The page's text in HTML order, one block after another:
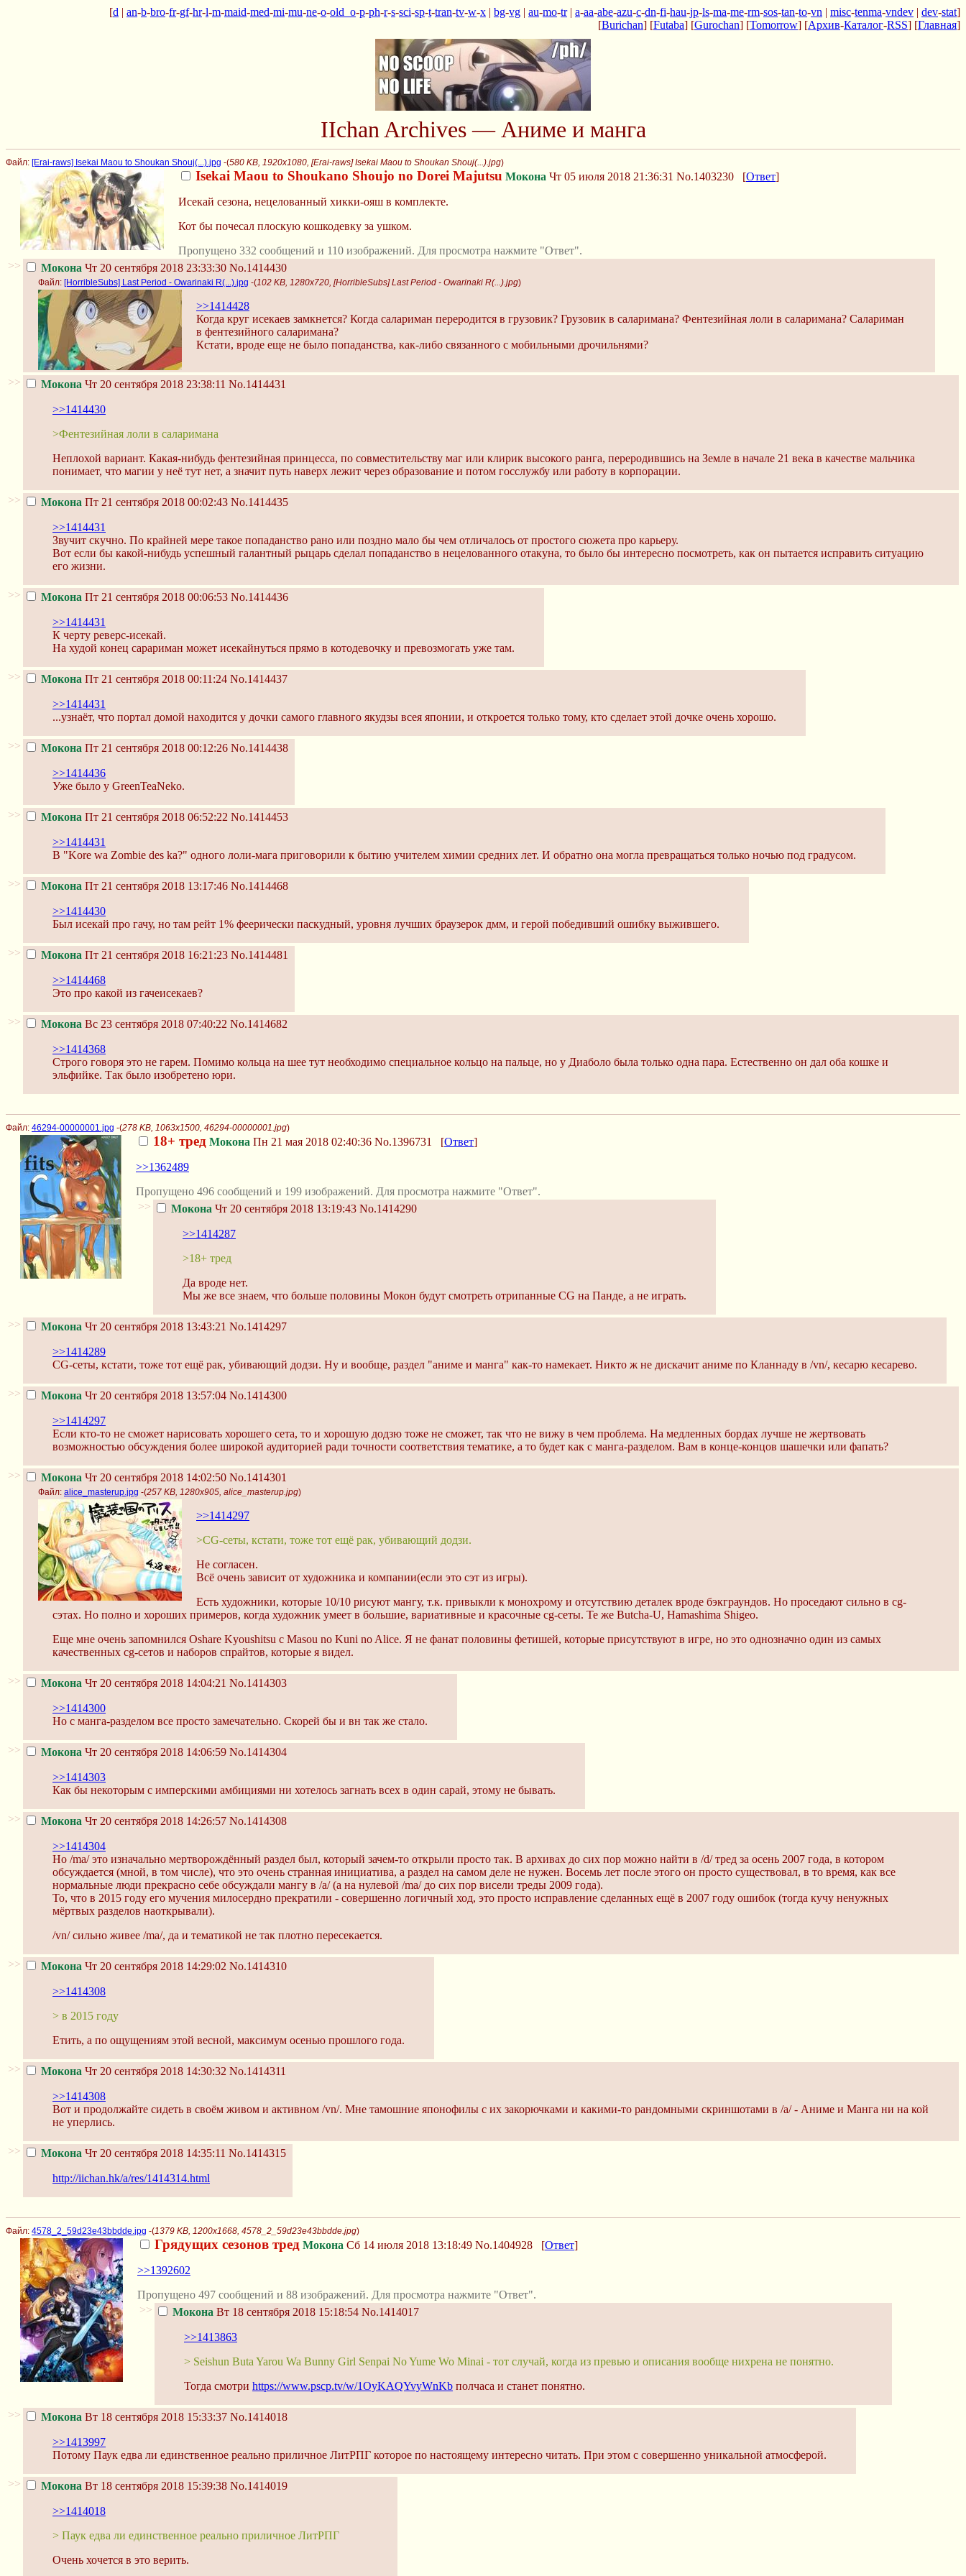
[d | an-b-bro-fr-gf-hr-l-m-maid-med-mi-mu-ne-o-old_o-p-ph-r-s-sci-sp-t-tran-tv-w-x | bg-vg | au-mo-tr| a-aa-abe-azu-c-dn-fi-hau-jp-ls-ma-me-rm-sos-tan-to-vn | misc-tenma-vndev | dev-stat]
[Burichan] [Futaba] [Gurochan] [Tomorrow] [Архив-Каталог-RSS] [Главная]
IIchan Archives — Аниме и манга
Файл: [Erai-raws] Isekai Maou to Shoukan Shouj(...).jpg -(580 KB, 1920x1080, [Erai-raws] Isekai Maou to Shoukan Shouj(...).jpg)
Isekai Maou to Shoukano Shoujo no Dorei Majutsu Мокона Чт 05 июля 2018 21:36:31 No.1403230 [Ответ]
Исекай сезона, нецелованный хикки-ояш в комплекте.
Кот бы почесал плоскую кошкодевку за ушком.
Пропущено 332 сообщений и 110 изображений. Для просмотра нажмите "Ответ".
>>
Мокона Чт 20 сентября 2018 23:33:30 No.1414430
Файл: [HorribleSubs] Last Period - Owarinaki R(...).jpg -(102 KB, 1280x720, [HorribleSubs] Last Period - Owarinaki R(...).jpg)
>>1414428
Когда круг исекаев замкнется? Когда салариман переродится в грузовик? Грузовик в саларимана? Фентезийная лоли в саларимана? Салариман
в фентезийного саларимана?
Кстати, вроде еще не было попаданства, как-либо связанного с мобильными дрочильнями?
>> Мокона Чт 20 сентября 2018 23:38:11 No.1414431
>>1414430
>Фентезийная лоли в саларимана
Неплохой вариант. Какая-нибудь фентезийная принцесса, по совместительству маг или клирик высокого ранга, переродившись на Земле в начале 21 века в качестве мальчика
понимает, что магии у неё тут нет, а значит путь наверх лежит через образование и потом госслужбу или работу в корпорации.
>> Мокона Пт 21 сентября 2018 00:02:43 No.1414435
>>1414431
Звучит скучно. По крайней мере такое попаданство рано или поздно мало бы чем отличалось от простого сюжета про карьеру.
Вот если бы какой-нибудь успешный галантный рыцарь сделал попаданство в нецелованного отакуна, то было бы интересно посмотреть, как он пытается исправить ситуацию
его жизни.
>> Мокона Пт 21 сентября 2018 00:06:53 No.1414436
>>1414431
К черту реверс-исекай.
На худой конец сарариман может исекайнуться прямо в котодевочку и превозмогать уже там.
>> Мокона Пт 21 сентября 2018 00:11:24 No.1414437
>>1414431
...узнаёт, что портал домой находится у дочки самого главного якудзы всея японии, и откроется только тому, кто сделает этой дочке очень хорошо.
>> Мокона Пт 21 сентября 2018 00:12:26 No.1414438
>>1414436
Уже было у GreenTeaNeko.
>> Мокона Пт 21 сентября 2018 06:52:22 No.1414453
>>1414431
В "Kore wa Zombie des ka?" одного лоли-мага приговорили к бытию учителем химии средних лет. И обратно она могла превращаться только ночью под градусом.
>> Мокона Пт 21 сентября 2018 13:17:46 No.1414468
>>1414430
Был исекай про гачу, но там рейт 1% феерически паскудный, уровня лучших браузерок дмм, и герой победивший ошибку выжившего.
>> Мокона Пт 21 сентября 2018 16:21:23 No.1414481
>>1414468
Это про какой из гачеисекаев?
>> Мокона Вс 23 сентября 2018 07:40:22 No.1414682
>>1414368
Строго говоря это не гарем. Помимо кольца на шее тут необходимо специальное кольцо на пальце, но у Диаболо была только одна пара. Естественно он дал оба кошке и
эльфийке. Так было изобретено юри.
Файл: 46294-00000001.jpg -(278 KB, 1063x1500, 46294-00000001.jpg)
18+ тред Мокона Пн 21 мая 2018 02:40:36 No.1396731 [Ответ]
>>1362489
Пропущено 496 сообщений и 199 изображений. Для просмотра нажмите "Ответ".
>>
Мокона Чт 20 сентября 2018 13:19:43 No.1414290
>>1414287
>18+ тред
Да вроде нет.
Мы же все знаем, что больше половины Мокон будут смотреть отрипанные CG на Панде, а не играть.
>> Мокона Чт 20 сентября 2018 13:43:21 No.1414297
>>1414289
CG-сеты, кстати, тоже тот ещё рак, убивающий додзи. Ну и вообще, раздел "аниме и манга" как-то намекает. Никто ж не дискачит аниме по Кланнаду в /vn/, кесарю кесарево.
>> Мокона Чт 20 сентября 2018 13:57:04 No.1414300
>>1414297
Если кто-то не сможет нарисовать хорошего сета, то и хорошую додзю тоже не сможет, так что не вижу в чем проблема. На медленных бордах лучше не жертвовать
возможностью обсуждения более широкой аудиторией ради точности соответствия тематике, а то будет как с манга-разделом. Вам в конце-концов шашечки или фапать?
>> Мокона Чт 20 сентября 2018 14:02:50 No.1414301
Файл: alice_masterup.jpg -(257 KB, 1280x905, alice_masterup.jpg)
>>1414297
>CG-сеты, кстати, тоже тот ещё рак, убивающий додзи.
Не согласен.
Всё очень зависит от художника и компании(если это сэт из игры).
Есть художники, которые 10/10 рисуют мангу, т.к. привыкли к монохрому и отсутствию деталек вроде бэкграундов. Но проседают сильно в cg-
сэтах. Но полно и хороших примеров, когда художник умеет в большие, вариативные и красочные cg-сеты. Те же Butcha-U, Hamashima Shigeo.
Еще мне очень запомнился Oshare Kyoushitsu с Masou no Kuni no Alice. Я не фанат половины фетишей, которые присутствуют в игре, но это однозначно один из самых
качественных cg-сетов и наборов спрайтов, которые я видел.
>> Мокона Чт 20 сентября 2018 14:04:21 No.1414303
>>1414300
Но с манга-разделом все просто замечательно. Скорей бы и вн так же стало.
>> Мокона Чт 20 сентября 2018 14:06:59 No.1414304
>>1414303
Как бы некоторым с имперскими амбициями ни хотелось загнать всех в один сарай, этому не бывать.
>> Мокона Чт 20 сентября 2018 14:26:57 No.1414308
>>1414304
Но /ma/ это изначально мертворождённый раздел был, который зачем-то открыли просто так. В архивах до сих пор можно найти в /d/ тред за осень 2007 года, в котором
обсуждается (мной, в том числе), что это очень странная инициатива, а раздел на самом деле не нужен. Восемь лет после этого он просто существовал, в то время, как все
нормальные люди прекрасно себе обсуждали мангу в /a/ (а на нулевой /ma/ до сих пор висели треды 2009 года).
То, что в 2015 году его мучения милосердно прекратили - совершенно логичный ход, это просто исправление сделанных ещё в 2007 году ошибок (тогда кучу ненужных
мёртвых разделов наоткрывали).
/vn/ сильно живее /ma/, да и тематикой не так плотно пересекается.
>> Мокона Чт 20 сентября 2018 14:29:02 No.1414310
>>1414308
> в 2015 году
Етить, а по ощущениям этой весной, максимум осенью прошлого года.
>> Мокона Чт 20 сентября 2018 14:30:32 No.1414311
>>1414308
Вот и продолжайте сидеть в своём живом и активном /vn/. Мне тамошние японофилы с их закорючками и какими-то рандомными скриншотами в /а/ - Аниме и Манга ни на кой
не уперлись.
>> Мокона Чт 20 сентября 2018 14:35:11 No.1414315
http://iichan.hk/a/res/1414314.html
Файл: 4578_2_59d23e43bbdde.jpg -(1379 KB, 1200x1668, 4578_2_59d23e43bbdde.jpg)
Грядущих сезонов тред Мокона Сб 14 июля 2018 13:18:49 No.1404928 [Ответ]
>>1392602
Пропущено 497 сообщений и 88 изображений. Для просмотра нажмите "Ответ".
>>
Мокона Вт 18 сентября 2018 15:18:54 No.1414017
>>1413863
> Seishun Buta Yarou Wa Bunny Girl Senpai No Yume Wo Minai - тот случай, когда из превью и описания вообще нихрена не понятно.
Тогда смотри https://www.pscp.tv/w/1OyKAQYvyWnKb полчаса и станет понятно.
>> Мокона Вт 18 сентября 2018 15:33:37 No.1414018
>>1413997
Потому Паук едва ли единственное реально приличное ЛитРПГ которое по настоящему интересно читать. При этом с совершенно уникальной атмосферой.
>> Мокона Вт 18 сентября 2018 15:39:38 No.1414019
>>1414018
> Паук едва ли единственное реально приличное ЛитРПГ
Очень хочется в это верить.